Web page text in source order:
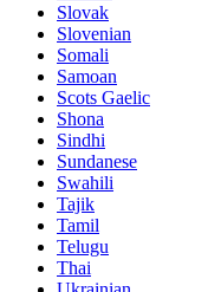
Slovak
Slovenian
Somali
Samoan
Scots Gaelic
Shona
Sindhi
Sundanese
Swahili
Tajik
Tamil
Telugu
Thai